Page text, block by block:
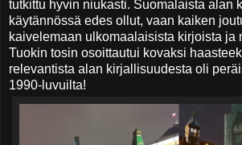
tutkittu hyvin niukasti. Suomalaista alan
käytännössä edes ollut, vaan kaiken
kaivelemaan ulkomaalaisista kirjoista ja
Tuokin tosin osoittautui kovaksi
relevantista alan kirjallisuudesta oli
1990-luvuilta!